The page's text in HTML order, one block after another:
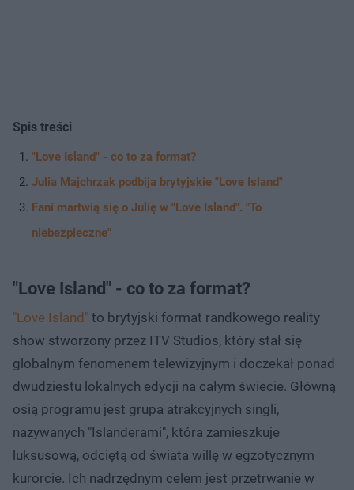
Spis treści
"Love Island" - co to za format?
Julia Majchrzak podbija brytyjskie "Love Island"
Fani martwią się o Julię w "Love Island". "To
niebezpieczne"
"Love Island" - co to za format?
"Love Island" to brytyjski format randkowego reality
show stworzony przez ITV Studios, który stał się
globalnym fenomenem telewizyjnym i doczekał ponad
dwudziestu lokalnych edycji na całym świecie. Główną
osią programu jest grupa atrakcyjnych singli,
nazywanych "Islanderami", która zamieszkuje
luksusową, odciętą od świata willę w egzotycznym
kurorcie. Ich nadrzędnym celem jest przetrwanie w